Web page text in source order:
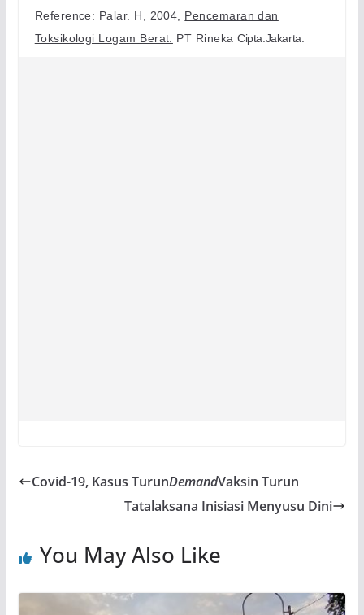
Reference: Palar. H, 2004, Pencemaran dan
Toksikologi Logam Berat.
PT RinekaCipta.Jakarta.
Covid-19, Kasus TurunDemandVaksin Turun
Tatalaksana Inisiasi Menyusu Dini
You May Also Like